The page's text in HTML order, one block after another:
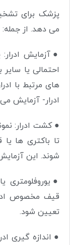
پزشک برای
می دهد. از جمله:
● آزمایش
احتمالی یا
های مرتبط با
ادرار- آزمایش
● کشت ادرار:
تا باکتری ها
شوند. این
● یوروفلومتری
قیف مخصوص
تعیین شود.
● اندازه گیری